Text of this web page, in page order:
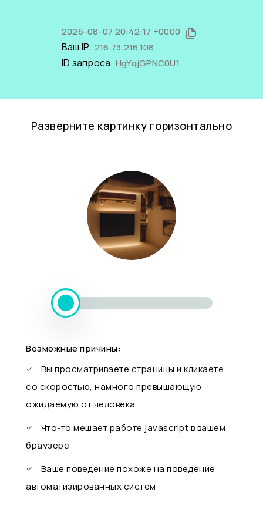
2026-08-07 20:42:17 +0000
Ваш IP: 216.73.216.108
ID запроса: HgYqjGPNC0U1
Разверните картинку горизонтально
Возможные причины:
Вы просматриваете страницы и кликаете
со скоростью, намного превышающую
ожидаемую от человека
Что-то мешает работе javascript в вашем
браузере
Ваше поведение похоже на поведение
автоматизированных систем